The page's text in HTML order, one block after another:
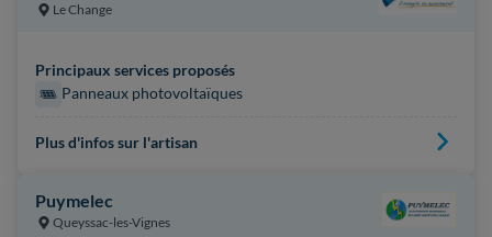
Le Change
Principaux services proposés
Panneaux photovoltaïques
Plus d'infos sur l'artisan
Puymelec
Queyssac-les-Vignes